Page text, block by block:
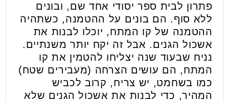
פתרון לבית ספר יסודי אחד שם, ובונים
ללא סוף. הם בונים על ההטמנה, כשתהיה
ההטמנה של קו המתח, יוכלו לבנות את
אשכול הגנים. אבל זה יקח יותר משנתיים.
נניח שבעוד שנה יצליחו להטמין את קו
המתח, הם עושים הצרחה (מעבירים שטח)
כמו בשחמט, יש צריח, קרוב לכביש
המהיר, כדי לבנות את אשכול הגנים שלא